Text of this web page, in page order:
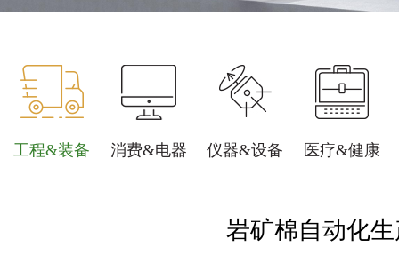
工程&装备 消费&电器 仪器&设备 医疗&健康
岩矿棉自动化